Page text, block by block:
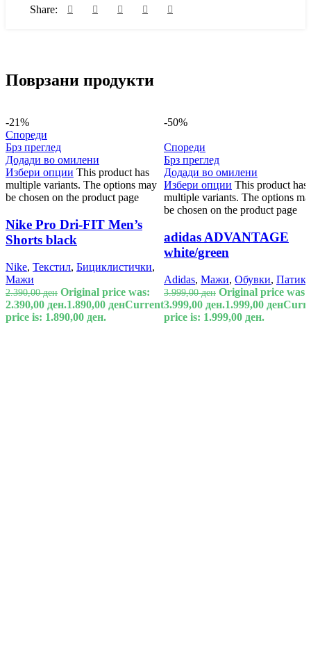
Share:
Поврзани продукти
-21%
Спореди
Брз преглед
Додади во омилени
Избери опции This product has
multiple variants. The options may
be chosen on the product page
Nike Pro Dri-FIT Men’s
Shorts black
Nike, Текстил, Бициклистички,
Мажи
2.390,00ден Original price was:
2.390,00 ден.1.890,00 денCurrent
price is: 1.890,00 ден.
-50%
Спореди
Брз преглед
Додади во омилени
Избери опции This product has
multiple variants. The options
be chosen on the product page
adidas ADVANTAGE
white/green
Adidas, Мажи, Обувки,
3.999,00ден Original price was:
3.999,00 ден.1.999,00 ден
price is: 1.999,00 ден.